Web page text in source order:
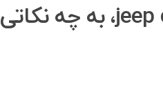
در تهیه فایل صوتی برای ارسال پیام صوتی انبوه به اعضای گروه jeep center، به چه نکاتی